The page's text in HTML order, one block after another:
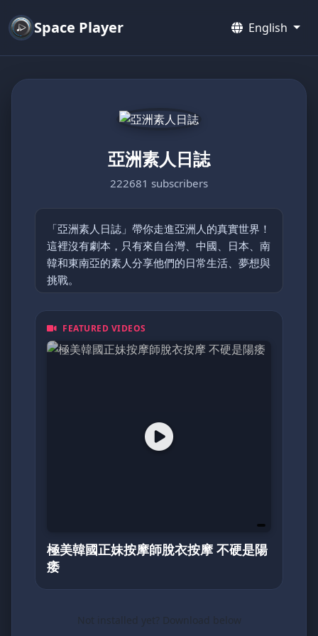
Space Player English
亞洲素人日誌
222681 subscribers
「亞洲素人日誌」帶你走進亞洲人的真實世界！
這裡沒有劇本，只有來自台灣、中國、日本、南
韓和東南亞的素人分享他們的日常生活、夢想與
挑戰。
從鄉村的簡單快樂到都市的忙碌節奏，每支影片
都是一頁動人的日記。加入我們，探索亞洲最真
摯的面貌！
FEATURED VIDEOS
極美韓國正妹按摩師脫衣按摩 不硬是陽
痿
Not installed yet? Download below